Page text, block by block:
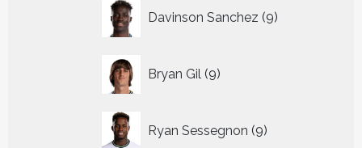
Davinson Sanchez 9
producten
Bryan Gil 9
producten
Ryan Sessegnon 9
producten